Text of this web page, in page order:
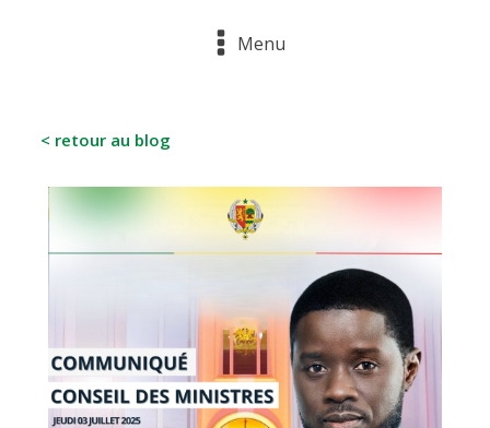
Menu
< retour au blog